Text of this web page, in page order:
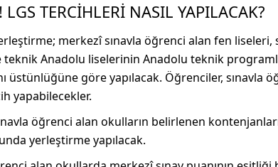
LGS TERCİHLERİ NASIL YAPILACAK?
merkezî sınavla öğrenci alan fen
teknik Anadolu liselerinin Anadolu teknik
üstünlüğüne göre yapılacak. Öğrenciler,
yapabilecekler.
öğrenci alan okulların belirlenen
yerleştirme yapılacak.